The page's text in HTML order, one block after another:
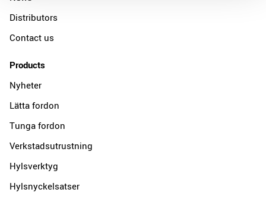
Distributors
Contact us
Products
Nyheter
Lätta fordon
Tunga fordon
Verkstadsutrustning
Hylsverktyg
Hylsnyckelsatser